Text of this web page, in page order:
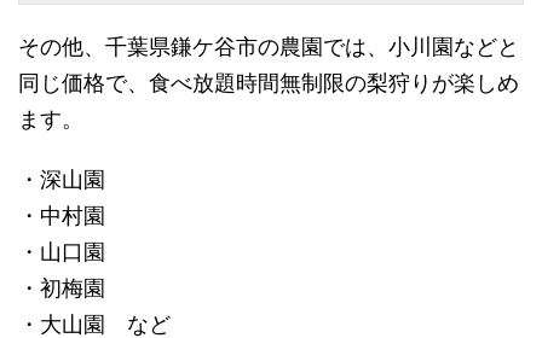
その他、千葉県鎌ケ谷市の農園では、小川園などと
同じ価格で、食べ放題時間無制限の梨狩りが楽しめ
ます。
・深山園
・中村園
・山口園
・初梅園
・大山園 など